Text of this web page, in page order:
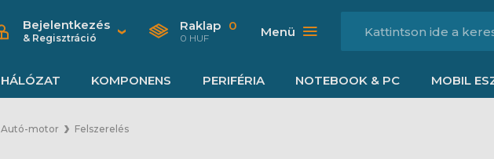
Bejelentkezés
& Regisztráció
Raklap 0
0 HUF Menü
HÁLÓZAT KOMPONENS PERIFÉRIA NOTEBOOK & PC MOBIL
Autó-motor Felszerelés